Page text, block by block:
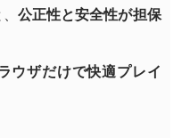
公正性と安全性が担保
ウザだけで快適プレイ